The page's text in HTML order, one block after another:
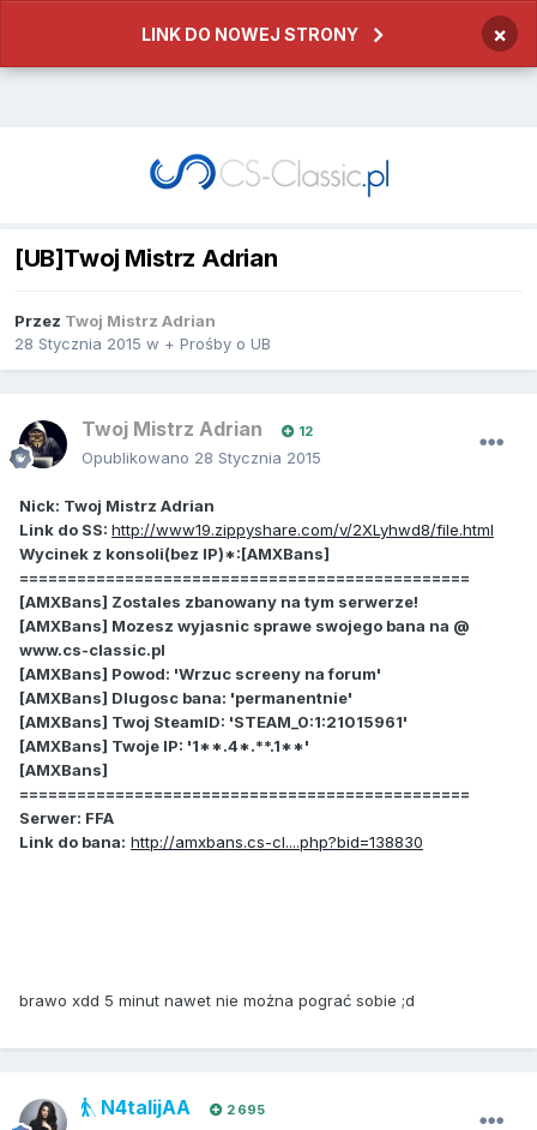
LINK DO NOWEJ STRONY ×
[UB]Twoj Mistrz Adrian
Przez Twoj Mistrz Adrian
28 Stycznia 2015 w + Prośby o UB
Twoj Mistrz Adrian 12
Opublikowano 28 Stycznia 2015
Nick: Twoj Mistrz Adrian
Link do SS: http://www19.zippyshare.com/v/2XLyhwd8/file.html
Wycinek z konsoli(bez IP)*:[AMXBans]
===============================================
[AMXBans] Zostales zbanowany na tym serwerze!
[AMXBans] Mozesz wyjasnic sprawe swojego bana na @
www.cs-classic.pl
[AMXBans] Powod: 'Wrzuc screeny na forum'
[AMXBans] Dlugosc bana: 'permanentnie'
[AMXBans] Twoj SteamID: 'STEAM_0:1:21015961'
[AMXBans] Twoje IP: '1**.4*.**.1**'
[AMXBans]
===============================================
Serwer: FFA
Link do bana: http://amxbans.cs-cl....php?bid=138830
brawo xdd 5 minut nawet nie można pograć sobie ;d
N4talijAA 2 695